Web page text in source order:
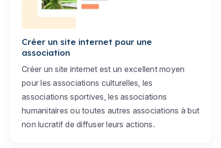
Créer un site internet pour une
association
Créer un site internet est un excellent moyen
pour les associations culturelles, les
associations sportives, les associations
humanitaires ou toutes autres associations à but
non lucratif de diffuser leurs actions.